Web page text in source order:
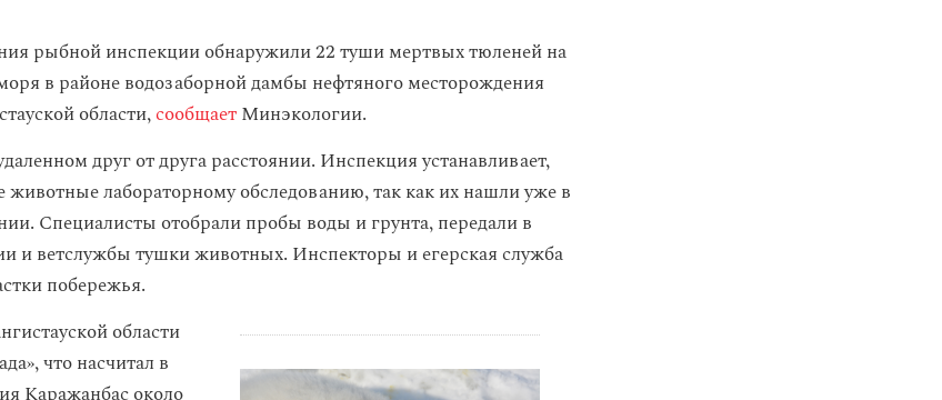
рыбной инспекции обнаружили 22 туши мертвых тюленей на
в районе водозаборной дамбы нефтяного месторождения
области,сообщаетМинэкологии.
друг от друга расстоянии. Инспекция устанавливает,
лабораторному обследованию, так как их нашли уже в
Специалисты отобрали пробы воды и грунта, передали в
и ветслужбы тушки животных. Инспекторы и егерская служба
побережья.
области
что насчитал в